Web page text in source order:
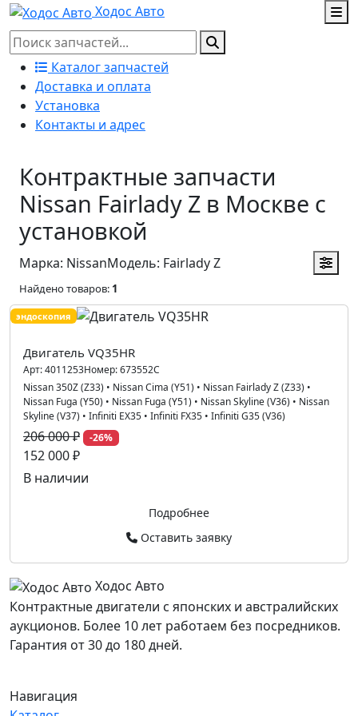
Ходос Авто
Каталог запчастей
Доставка и оплата
Установка
Контакты и адрес
Контрактные запчасти
Nissan Fairlady Z в Москве с
установкой
Марка: NissanМодель: Fairlady Z
Найдено товаров: 1
эндоскопия
Двигатель VQ35HR
Арт:4011253Номер:673552C
Nissan 350Z (Z33) • Nissan Cima (Y51) • Nissan Fairlady Z (Z33) •
Nissan Fuga (Y50) • Nissan Fuga (Y51) • Nissan Skyline (V36) • Nissan
Skyline (V37) • Infiniti EX35 • Infiniti FX35 • Infiniti G35 (V36)
206 000 ₽ -26%
152 000 ₽
В наличии
Подробнее
Оставить заявку
Ходос Авто
Контрактные двигатели с японских и австралийских
аукционов. Более 10 лет работаем без посредников.
Гарантия от 30 до 180 дней.
Навигация